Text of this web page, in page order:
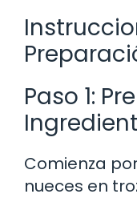
Paso 1:
Comienza
nueces en